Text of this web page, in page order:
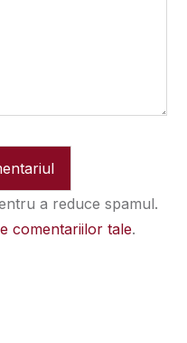
a reduce spamul.
comentariilor tale.